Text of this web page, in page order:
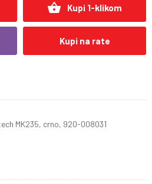
shopping_basket Kupi 1-klikom
Kupi na rate
MK235, crno, 920-008031